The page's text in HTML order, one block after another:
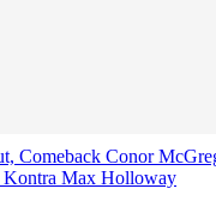
Comeback Conor
Max Holloway